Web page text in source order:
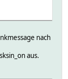
nach
aus.